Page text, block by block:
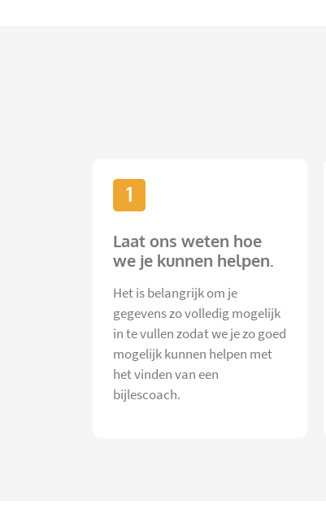
1
Laat ons weten hoe
we je kunnen helpen.
Het is belangrijk om je
gegevens zo volledig mogelijk
in te vullen zodat we je zo goed
mogelijk kunnen helpen met
het vinden van een
bijlescoach.